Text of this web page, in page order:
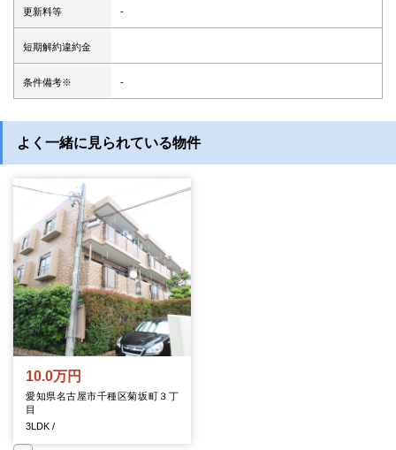
更新料等 -
短期解約違約金
条件備考※ -
よく一緒に見られている物件
10.0万円
愛知県名古屋市千種区菊坂町３丁
目
3LDK /